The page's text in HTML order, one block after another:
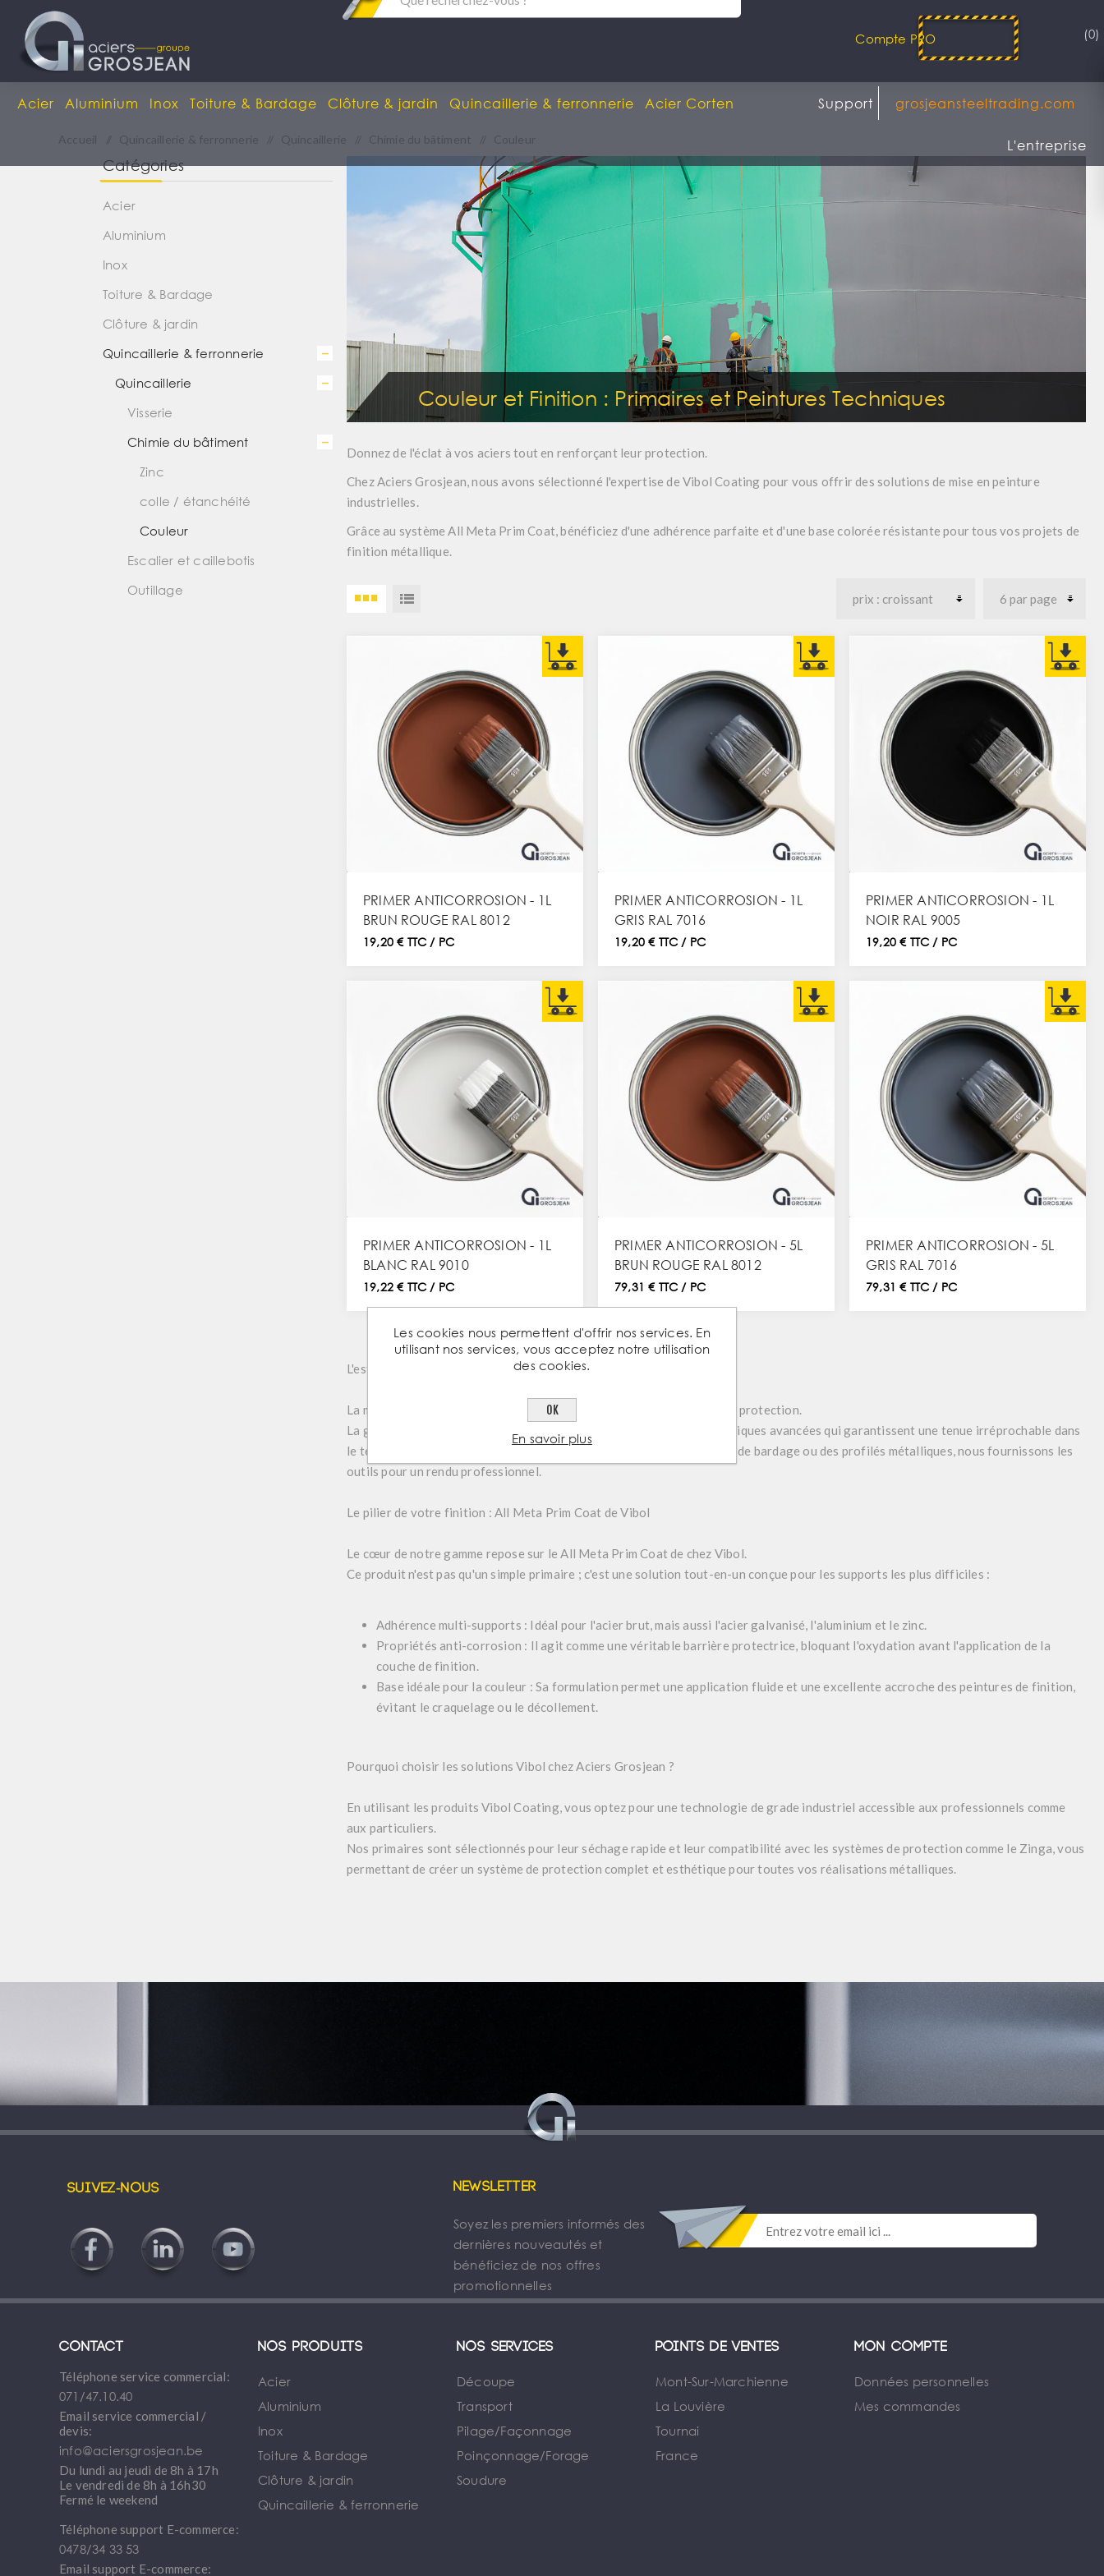
Compte PRO (0)
Acier Aluminium Inox Toiture & Bardage Clôture & jardin Quincaillerie & ferronnerie Acier Corten grosjeansteeltrading.com
Support
L'entreprise
Accueil Quincaillerie & ferronnerie Quincaillerie Chimie du bâtiment Couleur
Couleur et Finition : Primaires et Peintures Techniques
Donnez de l'éclat à vos aciers tout en renforçant leur protection.
Chez Aciers Grosjean, nous avons sélectionné l'expertise deVibol Coating pour vous offrir des solutions de mise en peinture
industrielles.
Grâce au systèmeAll Meta Prim Coat, bénéficiez d'une adhérence parfaite et d'une base colorée résistante pour tous vos projets de
finition métallique.
PRIMER ANTICORROSION - 1L
BRUN ROUGE RAL 8012
19,20 € TTC / PC
PRIMER ANTICORROSION - 1L
GRIS RAL 7016
19,20 € TTC / PC
PRIMER ANTICORROSION - 1L
NOIR RAL 9005
19,20 € TTC / PC
PRIMER ANTICORROSION - 1L
BLANC RAL 9010
19,22 € TTC / PC
PRIMER ANTICORROSION - 5L
BRUN ROUGE RAL 8012
79,31 € TTC / PC
PRIMER ANTICORROSION - 5L
GRIS RAL 7016
79,31 € TTC / PC
L'esthétique alliée à la performance industrielle
La mise en peinture de l'acier ne doit jamais se faire au détriment de sa protection.
La gamme
d'Aciers Grosjean repose sur des formulations chimiques avancées qui garantissent une tenue irréprochable dans
le temps. Que ce soit pour des éléments de ferronnerie, des structures de bardage ou des profilés métalliques, nous fournissons les
outils pour un rendu professionnel.
Le pilier de votre finition : All Meta Prim Coat de Vibol
Le cœur de notre gamme repose sur leAll Meta Prim Coat de chez Vibol.
Ce produit n'est pas qu'un simple primaire ; c'est une solution tout-en-un conçue pour les supports les plus difficiles :
Adhérence multi-supports : Idéal pour l'acier brut, mais aussi l'acier galvanisé, l'aluminium et le zinc.
Propriétés anti-corrosion : Il agit comme une véritable barrière protectrice, bloquant l'oxydation avant l'application de la
couche de finition.
Base idéale pour la couleur : Sa formulation permet une application fluide et une excellente accroche des peintures de finition,
évitant le craquelage ou le décollement.
Pourquoi choisir les solutions Vibol chez Aciers Grosjean ?
En utilisant les produitsVibol Coating, vous optez pour une technologie de grade industriel accessible aux professionnels comme
aux particuliers.
Nos primaires sont sélectionnés pour leur séchage rapide et leur compatibilité avec les systèmes de protection comme le Zinga, vous
permettant de créer un système de protection complet et esthétique pour toutes vos réalisations métalliques.
Catégories
Acier
Aluminium
Inox
Toiture & Bardage
Clôture & jardin
Quincaillerie & ferronnerie
Quincaillerie
Visserie
Chimie du bâtiment
Zinc
colle / étanchéité
Couleur
Escalier et caillebotis
Outillage
Suivez-nous Newsletter
Soyez les premiers informés des
dernières nouveautés et
bénéficiez de nos offres
promotionnelles
Contact
Téléphone service commercial:
071/47.10.40
Email service commercial /
devis:
info@aciersgrosjean.be
Du lundi au jeudi de 8h à 17h
Le vendredi de 8h à 16h30
Fermé le weekend
Téléphone support E-commerce:
0478/34 33 53
Email support E-commerce:
Nos produits
Acier
Aluminium
Inox
Toiture & Bardage
Clôture & jardin
Quincaillerie & ferronnerie
Nos services
Découpe
Transport
Pilage/Façonnage
Poinçonnage/Forage
Soudure
Points de ventes
Mont-Sur-Marchienne
La Louvière
Tournai
France
Mon compte
Données personnelles
Mes commandes
Les cookies nous permettent d'offrir nos services. En
utilisant nos services, vous acceptez notre utilisation
des cookies.
OK
En savoir plus